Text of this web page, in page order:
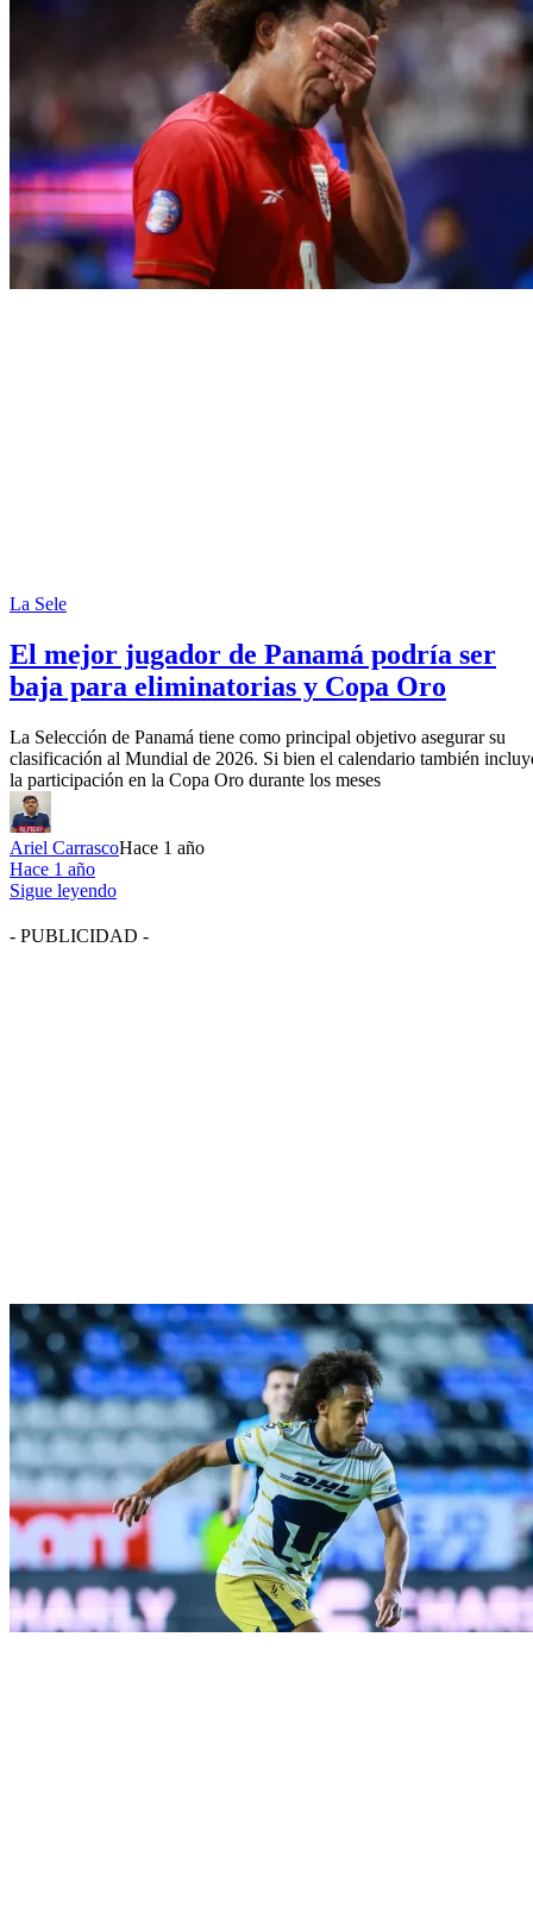
La Sele
El mejor jugador de Panamá podría ser
baja para eliminatorias y Copa Oro
La Selección de Panamá tiene como principal objetivo asegurar su
clasificación al Mundial de 2026. Si bien el calendario también
la participación en la Copa Oro durante los meses
Ariel CarrascoHace 1 año
Hace 1 año
Sigue leyendo
- PUBLICIDAD -